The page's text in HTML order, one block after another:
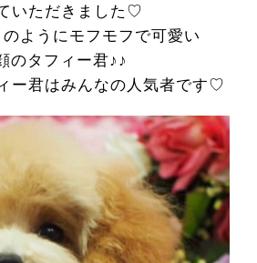
いただきました♡
ようにモフモフで可愛い
のタフィー君♪♪
ー君はみんなの人気者です♡